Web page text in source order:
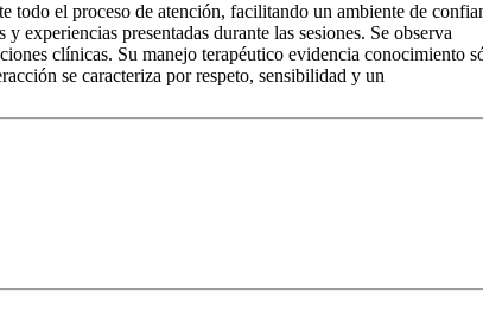
todo el proceso de atención, facilitando un ambiente de
experiencias presentadas durante las sesiones. Se observa
clínicas. Su manejo terapéutico evidencia conocimiento
se caracteriza por respeto, sensibilidad y un